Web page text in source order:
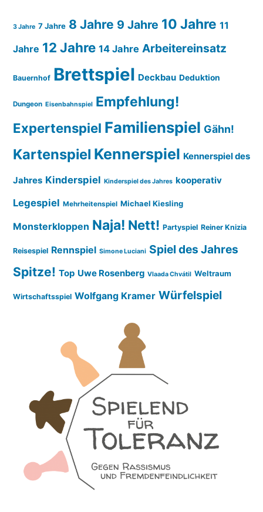
3 Jahre 7 Jahre 8 Jahre 9 Jahre 10 Jahre 11
Jahre 12 Jahre 14 Jahre Arbeitereinsatz
Bauernhof Brettspiel Deckbau Deduktion
Dungeon Eisenbahnspiel Empfehlung!
Expertenspiel Familienspiel Gähn!
Kartenspiel Kennerspiel Kennerspiel des
Jahres Kinderspiel Kinderspiel des Jahres kooperativ
Legespiel Mehrheitenspiel Michael Kiesling
Monsterkloppen Naja! Nett! Partyspiel Reiner Knizia
Reisespiel Rennspiel Simone Luciani Spiel des Jahres
Spitze! Top Uwe Rosenberg Vlaada Chvátil Weltraum
Wirtschaftsspiel Wolfgang Kramer Würfelspiel